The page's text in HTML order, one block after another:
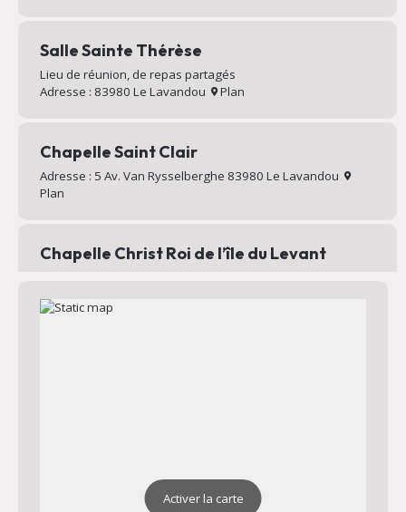
Salle Sainte Thérèse
Lieu de réunion, de repas partagés
Adresse : 83980 Le Lavandou
Plan
Chapelle Saint Clair
Adresse : 5 Av. Van Rysselberghe 83980 Le Lavandou
Plan
Chapelle Christ Roi de l’île du Levant
Activer la carte